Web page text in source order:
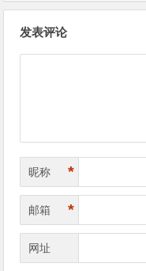
发表评论
昵称 *
邮箱 *
网址